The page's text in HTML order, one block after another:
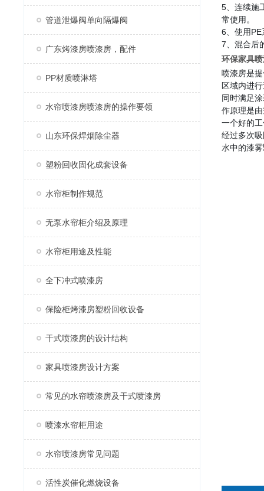
管道泄爆阀单向隔爆阀
广东烤漆房喷漆房，配件
PP材质喷淋塔
水帘喷漆房喷漆房的操作要领
山东环保焊烟除尘器
塑粉回收固化成套设备
水帘柜制作规范
无泵水帘柜介绍及原理
水帘柜用途及性能
全下冲式喷漆房
保险柜烤漆房塑粉回收设备
干式喷漆房的设计结构
家具喷漆房设计方案
常见的水帘喷漆房及干式喷漆房
喷漆水帘柜用途
水帘喷漆房常见问题
活性炭催化燃烧设备
5、连续施
常使用。
6、使用
7、混合后
环保家具
喷漆房是
区域内进
同时满足
作原理是
一个好的
经过多次
水中的漆